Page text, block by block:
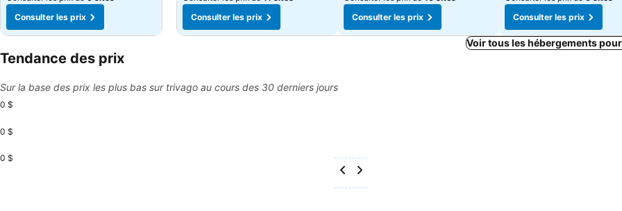
Consulter les prix
Consulter les prix
Consulter les prix
Consulter les prix
Voir tous les hébergements
Tendance des prix
Sur la base des prix les plus bas sur trivago au cours des 30 derniers jours
0 $
0 $
0 $